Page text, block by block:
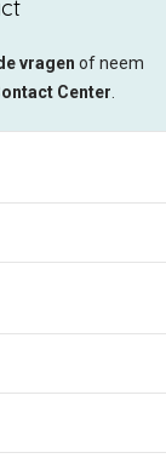
vragen of neem
Center